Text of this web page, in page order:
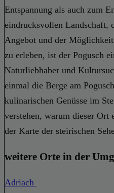
Entspannung als auch zum
eindrucksvollen Landschaft,
Angebot und der
zu erleben, ist der Pogusch
Naturliebhaber und
einmal die Berge am
kulinarischen Genüsse im
verstehen, warum dieser Ort
der Karte der steirischen
weitere Orte in der
Adriach